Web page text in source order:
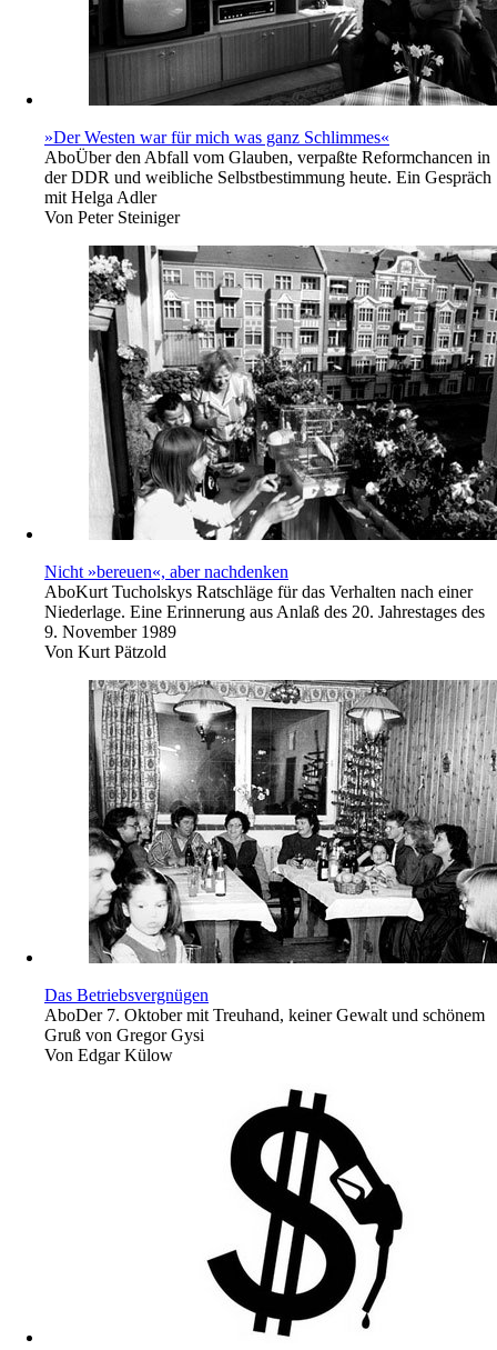
»Der Westen war für mich was ganz Schlimmes«
AboÜber den Abfall vom Glauben, verpaßte Reformchancen in
der DDR und weibliche Selbstbestimmung heute. Ein Gespräch
mit Helga Adler
Von Peter Steiniger
Nicht »bereuen«, aber nachdenken
AboKurt Tucholskys Ratschläge für das Verhalten nach einer
Niederlage. Eine Erinnerung aus Anlaß des 20. Jahrestages des
9. November 1989
Von Kurt Pätzold
Das Betriebsvergnügen
AboDer 7. Oktober mit Treuhand, keiner Gewalt und schönem
Gruß von Gregor Gysi
Von Edgar Külow